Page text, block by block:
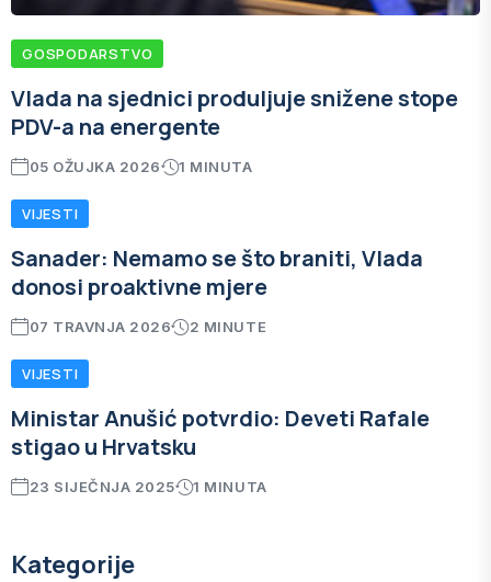
GOSPODARSTVO
Vlada na sjednici produljuje snižene stope
PDV-a na energente
05 OŽUJKA 2026 1 MINUTA
VIJESTI
Sanader: Nemamo se što braniti, Vlada
donosi proaktivne mjere
07 TRAVNJA 2026 2 MINUTE
VIJESTI
Ministar Anušić potvrdio: Deveti Rafale
stigao u Hrvatsku
23 SIJEČNJA 2025 1 MINUTA
Kategorije